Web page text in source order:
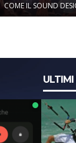
COME IL SOUND